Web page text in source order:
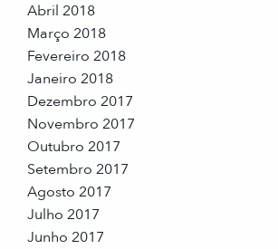
Abril 2018
Março 2018
Fevereiro 2018
Janeiro 2018
Dezembro 2017
Novembro 2017
Outubro 2017
Setembro 2017
Agosto 2017
Julho 2017
Junho 2017